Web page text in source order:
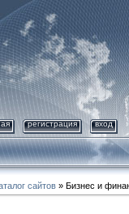
регистрация вход
сайтов » Бизнес и